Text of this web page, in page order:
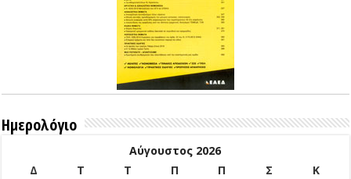
Ημερολόγιο
Αύγουστος 2026
Δ
Τ Τ Π Π Σ
Κ